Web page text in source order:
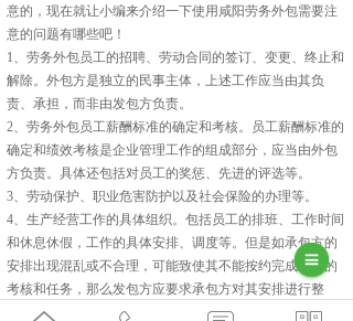
意的，现在就让小编来介绍一下使用咸阳劳务外包需要注
意的问题有哪些吧！
1、劳务外包员工的招聘、劳动合同的签订、变更、终止和
解除。外包方是独立的民事主体，上述工作应当由其负
责、承担，而非由发包方负责。
2、劳务外包员工薪酬标准的确定和考核。员工薪酬标准的
确定和绩效考核是企业管理工作的组成部分，应当由外包
方负责。具体还包括对员工的奖惩、先进的评选等。
3、劳动保护、职业危害防护以及社会保险的办理等。
4、生产经营工作的具体组织。包括员工的排班、工作时间
和休息休假，工作的具体安排、调度等。但是如承包方的
安排出现混乱或不合理，可能致使其不能按约完成外包的
考核和任务，那么发包方应要求承包方对其安排进行整
改，但不是直接对其外包人员的工作进行调度、安排。